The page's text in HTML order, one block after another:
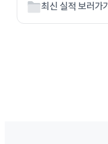
최신 실적 보러가기